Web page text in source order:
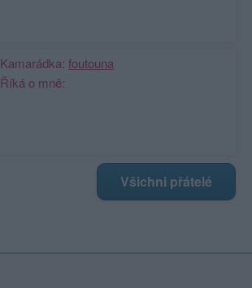
Kamarádka: foutouna
Říká o mně:
Všichni přátelé